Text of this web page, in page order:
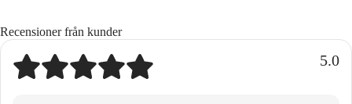
Recensioner från kunder
5.0